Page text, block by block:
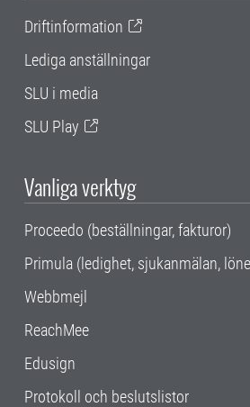
Driftinformation
Lediga anställningar
SLU i media
SLU Play
Vanliga verktyg
Proceedo (beställningar, fakturor)
Primula (ledighet, sjukanmälan,
Webbmejl
ReachMee
Edusign
Protokoll och beslutslistor